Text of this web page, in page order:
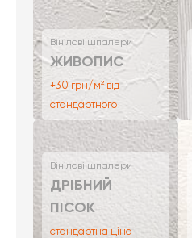
Вінілові шпалери
ЖИВОПИС
+30 грн/м² від
стандартного
Вінілові шпалери
ДРІБНИЙ
ПІСОК
стандартна ціна